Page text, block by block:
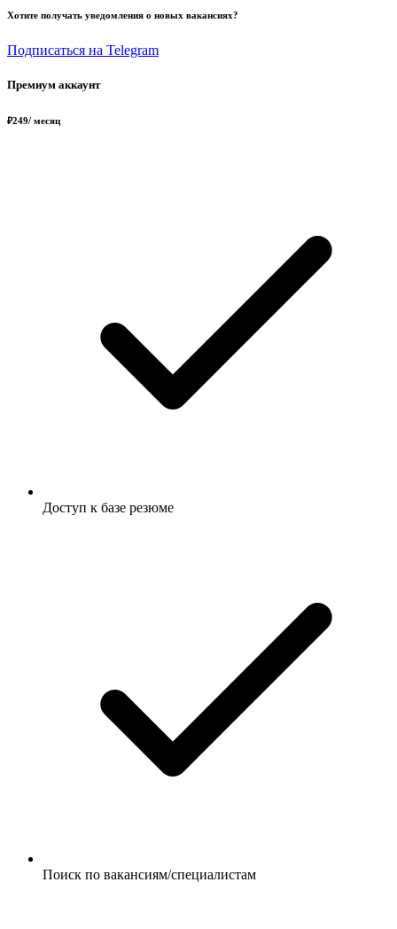
Хотите получать уведомления о новых вакансиях?
Подписаться на Telegram
Премиум аккаунт
₽249/ месяц
Доступ к базе резюме
Поиск по вакансиям/специалистам